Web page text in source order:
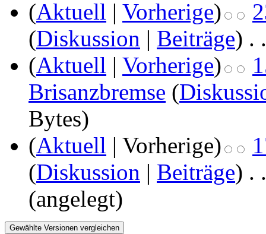
(Aktuell | Vorherige)
(Diskussion | Beiträge) . .
(Aktuell | Vorherige)
Brisanzbremse (
Bytes)
(Aktuell | Vorherige)
(Diskussion | Beiträge) . .
(angelegt)